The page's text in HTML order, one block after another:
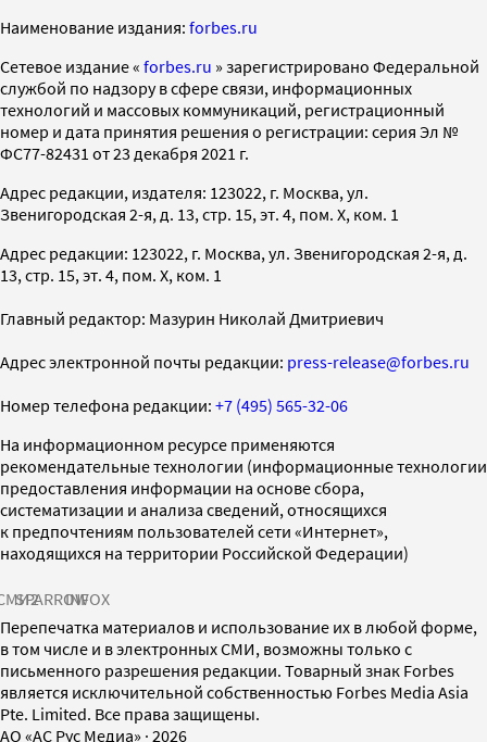
Наименование издания: forbes.ru
Cетевое издание « forbes.ru » зарегистрировано Федеральной
службой по надзору в сфере связи, информационных
технологий и массовых коммуникаций, регистрационный
номер и дата принятия решения о регистрации: серия Эл №
ФС77-82431 от 23 декабря 2021 г.
Адрес редакции, издателя: 123022, г. Москва, ул.
Звенигородская 2-я, д. 13, стр. 15, эт. 4, пом. X, ком. 1
Адрес редакции: 123022, г. Москва, ул. Звенигородская 2-я, д.
13, стр. 15, эт. 4, пом. X, ком. 1
Главный редактор: Мазурин Николай Дмитриевич
Адрес электронной почты редакции: press-release@forbes.ru
Номер телефона редакции: +7 (495) 565-32-06
На информационном ресурсе применяются
рекомендательные технологии (информационные технологии
предоставления информации на основе сбора,
систематизации и анализа сведений, относящихся
к предпочтениям пользователей сети «Интернет»,
находящихся на территории Российской Федерации)
SPARROWINFOX
Перепечатка материалов и использование их в любой форме,
в том числе и в электронных СМИ, возможны только с
письменного разрешения редакции. Товарный знак Forbes
является исключительной собственностью Forbes Media Asia
Pte. Limited. Все права защищены.
AO «АС Рус Медиа» · 2026